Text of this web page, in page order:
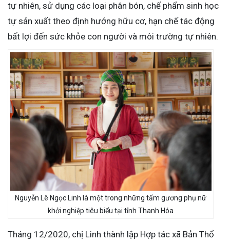
tự nhiên, sử dụng các loại phân bón, chế phẩm sinh học
tự sản xuất theo định hướng hữu cơ, hạn chế tác động
bất lợi đến sức khỏe con người và môi trường tự nhiên.
Nguyễn Lê Ngọc Linh là một trong những tấm gương phụ nữ
khởi nghiệp tiêu biểu tại tỉnh Thanh Hóa
Tháng 12/2020, chị Linh thành lập Hợp tác xã Bản Thổ